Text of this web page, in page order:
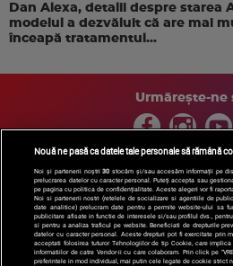
Dan Alexa, detalii despre starea
modelul a dezvăluit că are mai
înceapă tratamentul...
Urmărește-ne
Copyright © 2026 / DIGI
Arhiva
Comunicate de presă Politica
si conditii
Gestionați preferințele|
Nouă ne pasă ca datele tale personale să rămână
Noi și partenerii noștri30 stocăm și/sau accesăm informații pe
prelucrarea datelor cu caracter personal. Puteți accepta sau
pe pagina cu politica de confidențialitate. Aceste alegeri vor fi
Noi si partenerii nostri (retelele de socializare si agentiile de
date analitice) prelucram date pentru a permite website-ului sa
publicitare afisate in functie de interesele si/sau profilul dvs.,
si pentru a analiza traficul pe website. Beneficiati de drepturile
datelor cu caracter personal. Aceste drepturi pot fi exercitate prin
acceptati folosirea tuturor Tehnologiilor de tip Cookie, care
informatiilor de catre Vendor-ii cu care colaboram. Prin click pe
preferintele in mod individual, mai putin cele legate de cookie strict